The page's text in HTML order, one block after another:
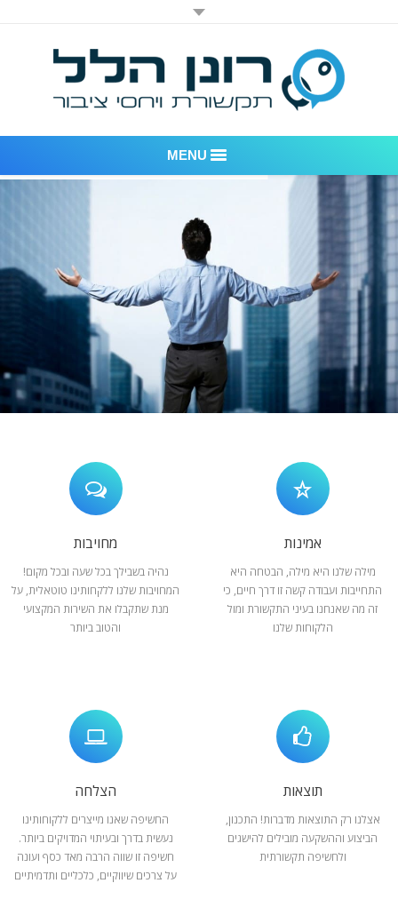
MENU
דוגמאות לעבודות שביצענו
לקוחות – משרד יחסי ציבור רונן הלל
חדר חדשות
המלצות
צור קשר
אמינות
מילה שלנו היא מילה, הבטחה היא
התחייבות ועבודה קשה זו דרך חיים, כי
זה מה שאנחנו בעיני התקשורת ומול
הלקוחות שלנו
מחויבות
נהיה בשבילך בכל שעה ובכל מקום!
המחויבות שלנו ללקחותינו טוטאלית, על
מנת שתקבלו את השירות המקצועי
והטוב ביותר
תוצאות
אצלנו רק התוצאות מדברות! התכנון,
הביצוע וההשקעה מובילים להישגים
ולחשיפה תקשורתית
הצלחה
החשיפה שאנו מייצרים ללקוחותינו
נעשית בדרך ובעיתוי המדויקים ביותר.
חשיפה זו שווה הרבה מאד כסף ועונה
על צרכים שיווקיים, כלכליים ותדמיתיים